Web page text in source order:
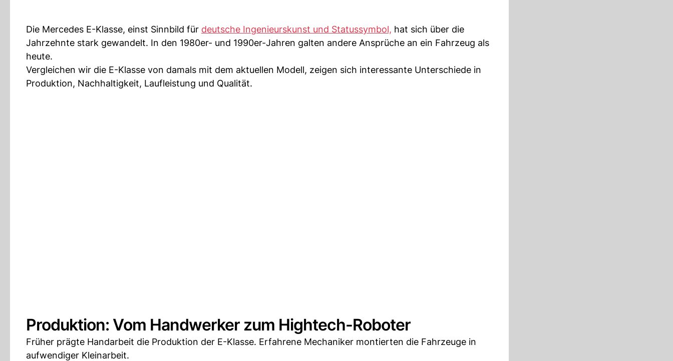
Die Mercedes E-Klasse, einst Sinnbild für deutsche Ingenieurskunst und Statussymbol, hat sich über die
Jahrzehnte stark gewandelt. In den 1980er- und 1990er-Jahren galten andere Ansprüche an ein Fahrzeug als
heute.
Vergleichen wir die E-Klasse von damals mit dem aktuellen Modell, zeigen sich interessante Unterschiede in
Produktion, Nachhaltigkeit, Laufleistung und Qualität.
Produktion: Vom Handwerker zum Hightech-Roboter
Früher prägte Handarbeit die Produktion der E-Klasse. Erfahrene Mechaniker montierten die Fahrzeuge in
aufwendiger Kleinarbeit.